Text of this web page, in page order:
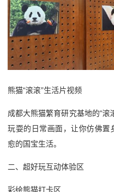
熊猫“滚滚”生活片视频
成都大熊猫繁育研究基地的“
玩耍的日常画面，让你仿佛置
愈的国宝生活。
二、超好玩互动体验区
彩绘熊猫打卡区